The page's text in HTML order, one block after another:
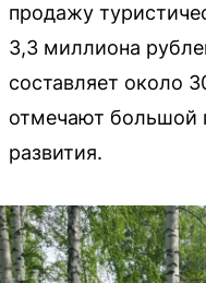
продажу
3,3 миллиона
составляет около
отмечают большой
развития.